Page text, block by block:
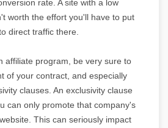
rate. A site with a low
worth the effort you'll have to put
direct traffic there.
affiliate program, be very sure to
of your contract, and especially
clauses. An exclusivity clause
can only promote that company's
This can seriously impact